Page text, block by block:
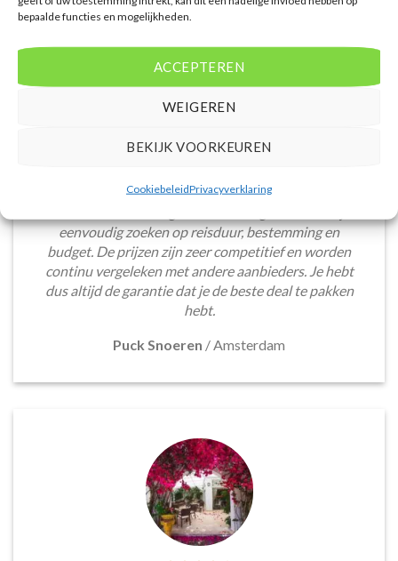
bepaalde functies en mogelijkheden.
ACCEPTEREN
WEIGEREN
BEKIJK VOORKEUREN
CookiebeleidPrivacyverklaring
deals naar diverse populaire
eenvoudig zoeken op reisduur, bestemming en
budget. De prijzen zijn zeer competitief en worden
continu vergeleken met andere aanbieders. Je hebt
dus altijd de garantie dat je de beste deal te pakken
hebt.
Puck Snoeren / Amsterdam